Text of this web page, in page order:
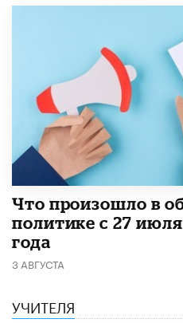
​Что произошло в
политике с 27 июля
года
3 АВГУСТА
УЧИТЕЛЯ